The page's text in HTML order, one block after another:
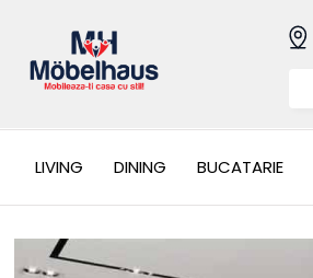
LIVING DINING BUCATARIE